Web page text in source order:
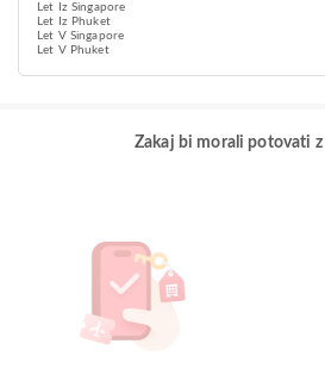
Let Iz Singapore
Let Iz Phuket
Let V Singapore
Let V Phuket
Zakaj bi morali potovati